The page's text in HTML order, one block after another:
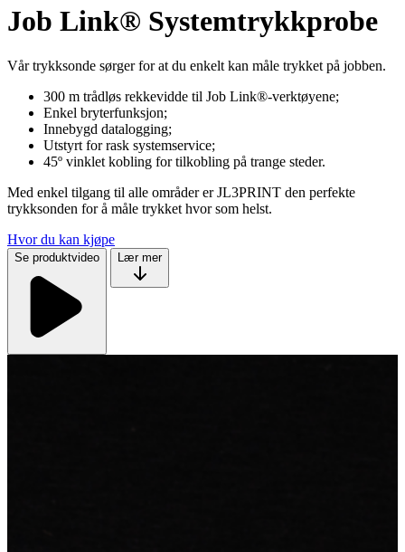
Job Link® Systemtrykkprobe
Vår trykksonde sørger for at du enkelt kan måle trykket på jobben.
300 m trådløs rekkevidde til Job Link®-verktøyene;
Enkel bryterfunksjon;
Innebygd datalogging;
Utstyrt for rask systemservice;
45º vinklet kobling for tilkobling på trange steder.
Med enkel tilgang til alle områder er JL3PRINT den perfekte
trykksonden for å måle trykket hvor som helst.
Hvor du kan kjøpe
Se produktvideo Lær mer